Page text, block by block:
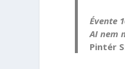
Évente
AI nem
Pintér